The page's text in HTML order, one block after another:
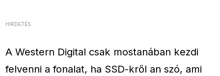
HIRDETÉS
A Western Digital csak mostanában kezdi
felvenni a fonalat, ha SSD-kről an szó, ami